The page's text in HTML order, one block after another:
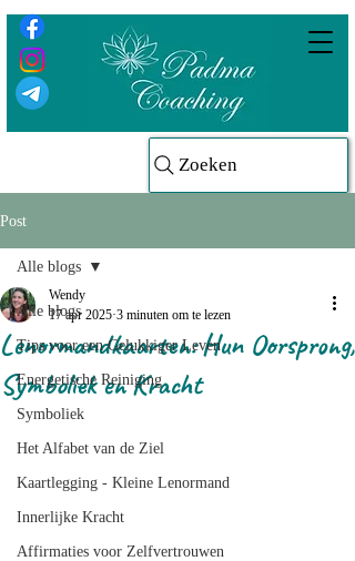
Zoeken
Post
Alle blogs
Tips voor een Gelukkiger Leven
Energetische Reiniging
Symboliek
Het Alfabet van de Ziel
Kaartlegging - Kleine Lenormand
Innerlijke Kracht
Affirmaties voor Zelfvertrouwen
Alle blogs
Lenormandkaarten: Hun Oorsprong,
Symboliek en Kracht
Wendy
17 apr 2025 3 minuten om te lezen